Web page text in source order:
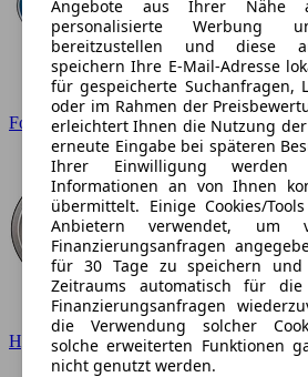
Ford
Hyundai
Angebote aus Ihrer Nähe
personalisierte Werbung
bereitzustellen und diese
speichern Ihre E-Mail-Adresse
für gespeicherte Suchanfragen,
oder im Rahmen der
erleichtert Ihnen die Nutzung
erneute Eingabe bei späteren
Ihrer Einwilligung werden
Informationen an von Ihnen
übermittelt. Einige Cookies/
Anbietern verwendet,
Finanzierungsanfragen
für 30 Tage zu speichern und
Zeitraums automatisch für
Finanzierungsanfragen
die Verwendung solcher
solche erweiterten Funktionen
nicht genutzt werden.